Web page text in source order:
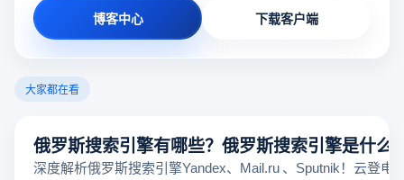
博客中心 下载客户端
大家都在看
俄罗斯搜索引擎有哪些？俄罗斯搜索引擎是什么
深度解析俄罗斯搜索引擎Yandex、Mail.ru 、Sputnik！云登电